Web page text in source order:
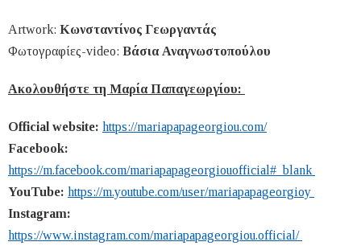
Artwork: Κωνσταντίνος Γεωργαντάς
Φωτογραφίες-video: Βάσια Αναγνωστοπούλου
Aκολουθήστε τη Μαρία Παπαγεωργίου:
Official website: https://mariapapageorgiou.com/
Facebook:
https://m.facebook.com/mariapapageorgiouofficial#_blank
YouTube: https://m.youtube.com/user/mariapapageorgioy
Instagram:
https://www.instagram.com/mariapapageorgiou.official/